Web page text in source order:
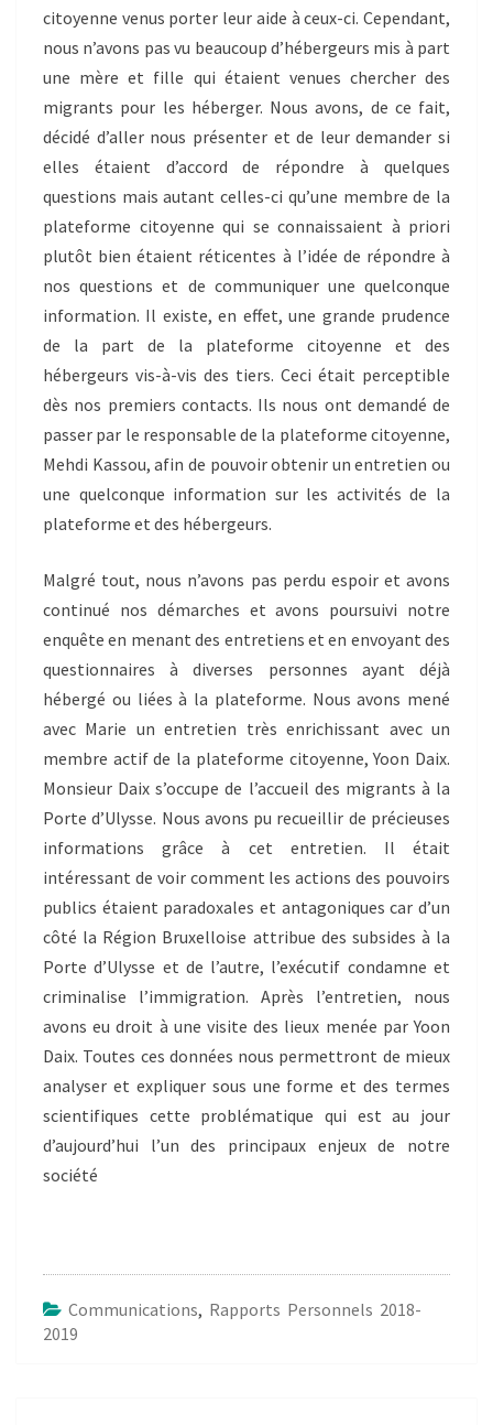
citoyenne venus porter leur aide à ceux-ci. Cependant,
nous n’avons pas vu beaucoup d’hébergeurs mis à part
une mère et fille qui étaient venues chercher des
migrants pour les héberger. Nous avons, de ce fait,
décidé d’aller nous présenter et de leur demander si
elles étaient d’accord de répondre à quelques
questions mais autant celles-ci qu’une membre de la
plateforme citoyenne qui se connaissaient à priori
plutôt bien étaient réticentes à l’idée de répondre à
nos questions et de communiquer une quelconque
information. Il existe, en effet, une grande prudence
de la part de la plateforme citoyenne et des
hébergeurs vis-à-vis des tiers. Ceci était perceptible
dès nos premiers contacts. Ils nous ont demandé de
passer par le responsable de la plateforme citoyenne,
Mehdi Kassou, afin de pouvoir obtenir un entretien ou
une quelconque information sur les activités de la
plateforme et des hébergeurs.
Malgré tout, nous n’avons pas perdu espoir et avons
continué nos démarches et avons poursuivi notre
enquête en menant des entretiens et en envoyant des
questionnaires à diverses personnes ayant déjà
hébergé ou liées à la plateforme. Nous avons mené
avec Marie un entretien très enrichissant avec un
membre actif de la plateforme citoyenne, Yoon Daix.
Monsieur Daix s’occupe de l’accueil des migrants à la
Porte d’Ulysse. Nous avons pu recueillir de précieuses
informations grâce à cet entretien. Il était
intéressant de voir comment les actions des pouvoirs
publics étaient paradoxales et antagoniques car d’un
côté la Région Bruxelloise attribue des subsides à la
Porte d’Ulysse et de l’autre, l’exécutif condamne et
criminalise l’immigration. Après l’entretien, nous
avons eu droit à une visite des lieux menée par Yoon
Daix. Toutes ces données nous permettront de mieux
analyser et expliquer sous une forme et des termes
scientifiques cette problématique qui est au jour
d’aujourd’hui l’un des principaux enjeux de notre
société
Communications, Rapports Personnels 2018-
2019